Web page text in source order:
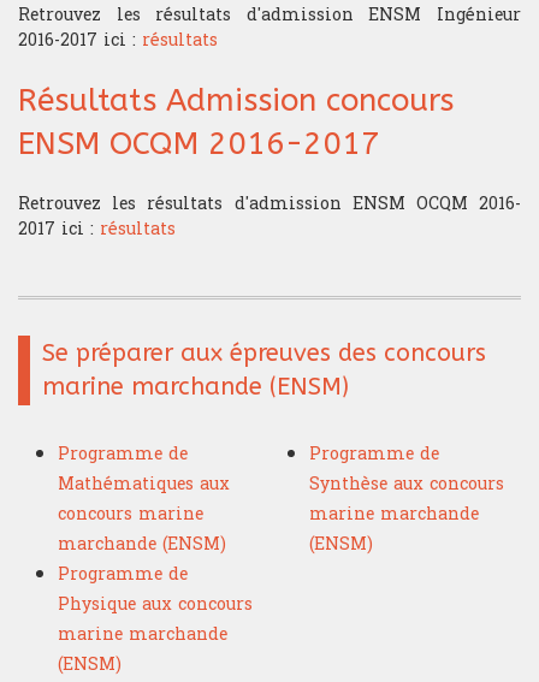
Retrouvez les résultats d'admission ENSM Ingénieur
2016-2017 ici : résultats
Résultats Admission concours
ENSM OCQM 2016-2017
Retrouvez les résultats d'admission ENSM OCQM 2016-
2017 ici : résultats
Se préparer aux épreuves des concours
marine marchande (ENSM)
Programme de
Mathématiques aux
concours marine
marchande (ENSM)
Programme de
Physique aux concours
marine marchande
(ENSM)
Programme de
Synthèse aux concours
marine marchande
(ENSM)